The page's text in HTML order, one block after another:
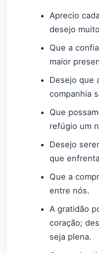
Aprecio
desejo
Que a
maior
Desejo que
companhia
Que
refúgio um
Desejo
que
Que a
entre nós.
A gratidão
coração;
seja plena.